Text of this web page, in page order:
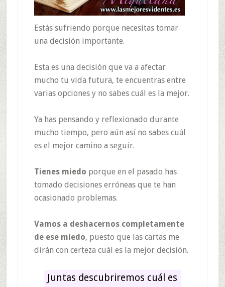
Estás sufriendo porque necesitas tomar
una decisión importante.
Esta es una decisión que va a afectar
mucho tu vida futura, te encuentras entre
varias opciones y no sabes cuál es la mejor.
Ya has pensando y reflexionado durante
mucho tiempo, pero aún así no sabes cuál
es el mejor camino a seguir.
Tienes miedo porque en el pasado has
tomado decisiones erróneas que te han
ocasionado problemas.
Vamos a deshacernos completamente
de ese miedo, puesto que las cartas me
dirán con certeza cuál es la mejor decisión.
Juntas descubriremos cuál es